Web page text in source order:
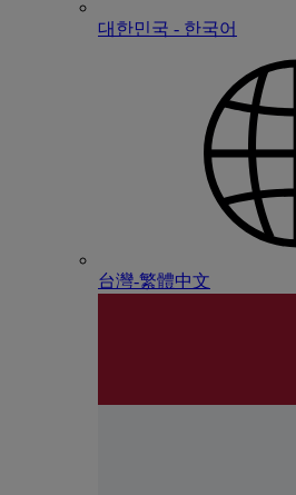
대한민국 - 한국어
台灣-繁體中文